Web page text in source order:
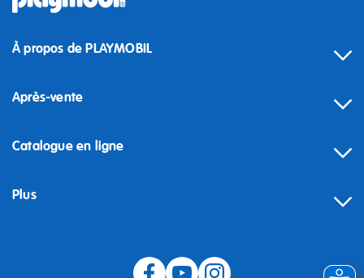
À propos de PLAYMOBIL
Après-vente
Catalogue en ligne
Plus